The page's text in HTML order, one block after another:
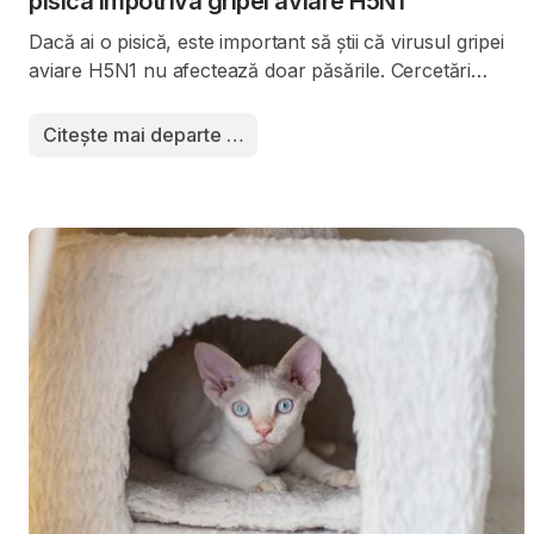
Dacă ai o pisică, este important să știi că virusul gripei
aviare H5N1 nu afectează doar păsările. Cercetări
acest virus și, în multe cazuri, infecția poate fi severă
Citește mai departe …